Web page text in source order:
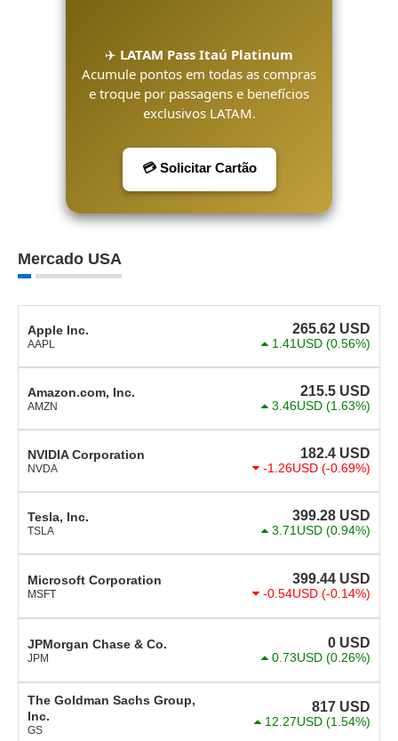
✈️ LATAM Pass Itaú Platinum
Acumule pontos em todas as compras
e troque por passagens e benefícios
exclusivos LATAM.
💳 Solicitar Cartão
Mercado USA
Apple Inc.
AAPL
265.62 USD
1.41USD (0.56%)
Amazon.com, Inc.
AMZN
215.5 USD
3.46USD (1.63%)
NVIDIA Corporation
NVDA
182.4 USD
-1.26USD (-0.69%)
Tesla, Inc.
TSLA
399.28 USD
3.71USD (0.94%)
Microsoft Corporation
MSFT
399.44 USD
-0.54USD (-0.14%)
JPMorgan Chase & Co.
JPM
0 USD
0.73USD (0.26%)
The Goldman Sachs Group,
Inc.
GS
817 USD
12.27USD (1.54%)